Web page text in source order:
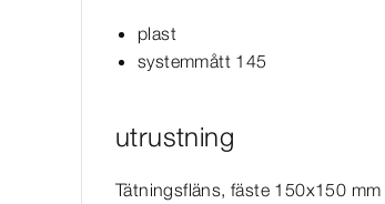
plast
systemmått 145
utrustning
Tätningsfläns, fäste 150x150 mm